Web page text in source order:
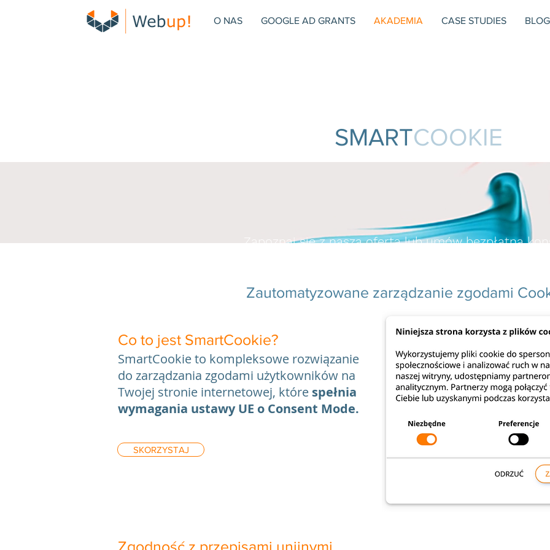
O NAS GOOGLE AD GRANTS AKADEMIA CASE STUDIES BLOG
SMARTCOOKIE
Zapoznaj się z naszą ofertą lubumów bezpłatną
Zautomatyzowane zarządzanie zgodami
Co to jest SmartCookie?
SmartCookie to kompleksowe rozwiązanie
do zarządzania zgodami użytkowników na
Twojej stronie internetowej, które spełnia
wymagania ustawy UE o Consent Mode.​​​
SKORZYSTAJ
Zgodność z przepisami unijnymi